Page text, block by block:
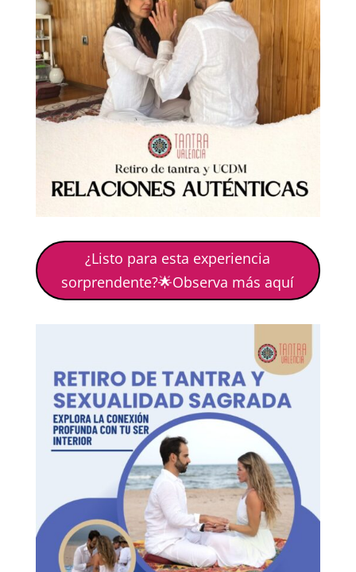
¿Listo para esta experiencia
sorprendente?🌟Observa más aquí